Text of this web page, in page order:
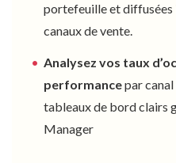
portefeuille et diffusées
canaux de vente.
Analysez vos taux
performancepar canal
tableaux de bord clairs
Manager